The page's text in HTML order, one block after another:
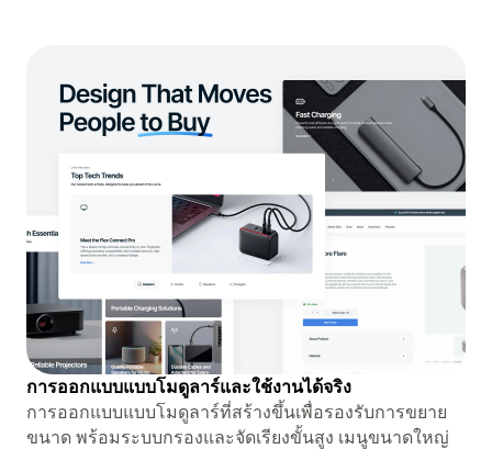
การออกแบบแบบโมดูลาร์และใช้งานได้จริง
การออกแบบแบบโมดูลาร์ที่สร้างขึ้นเพื่อรองรับการขยาย
ขนาด พร้อมระบบกรองและจัดเรียงขั้นสูง เมนูขนาดใหญ่